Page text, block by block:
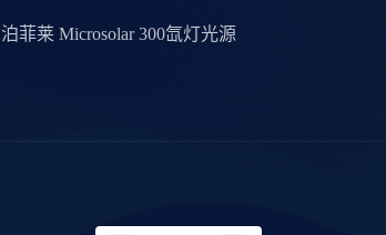
泊菲莱 Microsolar 300氙灯光源